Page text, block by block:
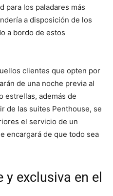
para los paladares más
a disposición de los
a bordo de estos
clientes que opten por
de una noche previa al
estrellas, además de
de las suites Penthouse, se
el servicio de un
encargará de que todo sea
y exclusiva en el